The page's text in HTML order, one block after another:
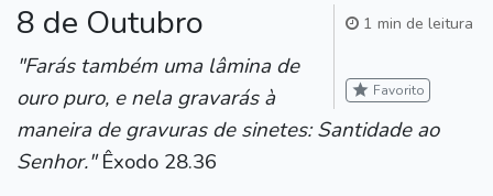
1 min de leitura
star Favorito
8 de Outubro
"Farás também uma lâmina de
ouro puro, e nela gravarás à
maneira de gravuras de sinetes: Santidade ao
Senhor."Êxodo 28.36